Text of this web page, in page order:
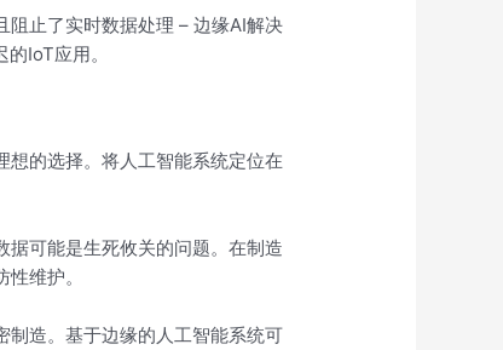
阻止了实时数据处理 – 边缘AI解决
IoT应用。
想的选择。将人工智能系统定位在
可能是生死攸关的问题。在制造
维护。
制造。基于边缘的人工智能系统可